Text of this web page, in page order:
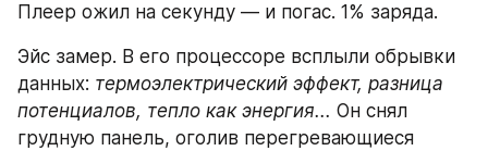
Плеер ожил на секунду — и погас. 1% заряда.
Эйс замер. В его процессоре всплыли обрывки
данных: термоэлектрический эффект, разница
потенциалов, тепло как энергия... Он снял
грудную панель, оголив перегревающиеся